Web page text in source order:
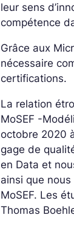
leur sens
compétence
Grâce aux
nécessaire
certifications.
La relation
MoSEF -
octobre 2020
gage de
en Data et
ainsi que
MoSEF. Les
Thomas